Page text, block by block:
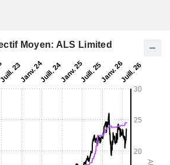
Moyen: ALS Limited